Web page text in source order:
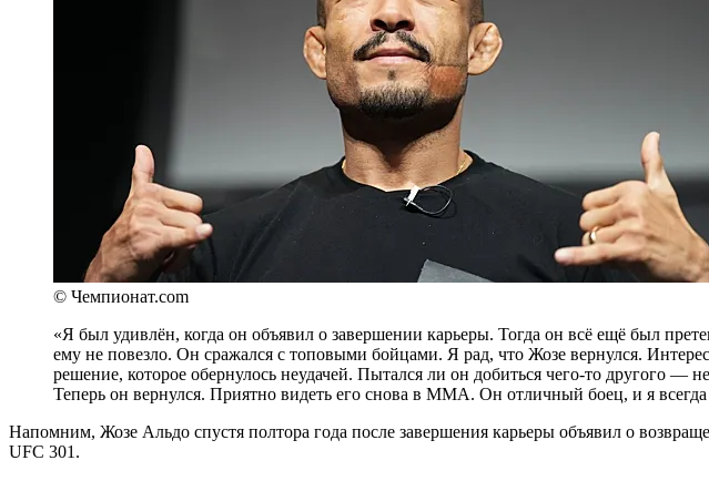
© Чемпионат.com
«Я был удивлён, когда он объявил о завершении карьеры. Тогда он всё ещё был
ему не повезло. Он сражался с топовыми бойцами. Я рад, что Жозе вернулся.
решение, которое обернулось неудачей. Пытался ли он добиться чего-то другого
Теперь он вернулся. Приятно видеть его снова в ММА. Он отличный боец, и я
Напомним, Жозе Альдо спустя полтора года после завершения карьеры объявил о
UFC 301.